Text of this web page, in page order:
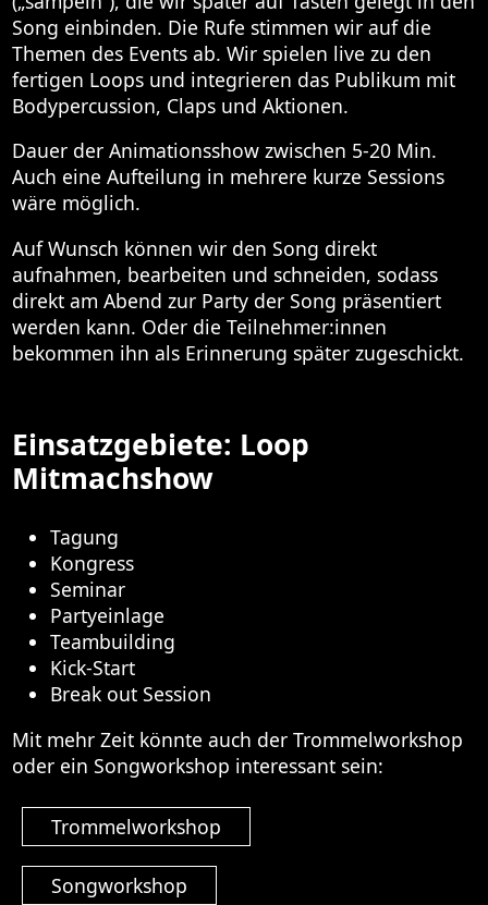
Song einbinden. Die Rufe stimmen wir auf die
Themen des Events ab. Wir spielen live zu den
fertigen Loops und integrieren das Publikum mit
Bodypercussion, Claps und Aktionen.
Dauer der Animationsshow zwischen 5-20 Min.
Auch eine Aufteilung in mehrere kurze Sessions
wäre möglich.
Auf Wunsch können wir den Song direkt
aufnahmen, bearbeiten und schneiden, sodass
direkt am Abend zur Party der Song präsentiert
werden kann. Oder die Teilnehmer:innen
bekommen ihn als Erinnerung später zugeschickt.
Einsatzgebiete: Loop
Mitmachshow
Tagung
Kongress
Seminar
Partyeinlage
Teambuilding
Kick-Start
Break out Session
Mit mehr Zeit könnte auch der Trommelworkshop
oder ein Songworkshop interessant sein:
Trommelworkshop
Songworkshop